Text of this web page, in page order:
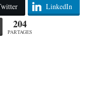
LinkedIn
204
PARTAGES